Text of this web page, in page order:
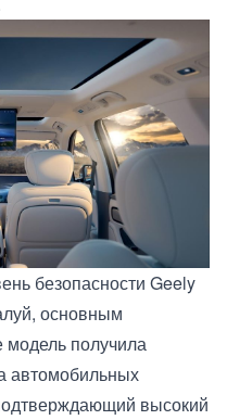
безопасности Geely
основным
получила
автомобильных
высокий